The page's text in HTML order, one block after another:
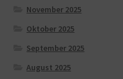
November 2025
Oktober 2025
September 2025
August 2025